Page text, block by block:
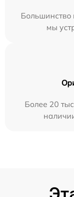
Большинство
мы
Более 20